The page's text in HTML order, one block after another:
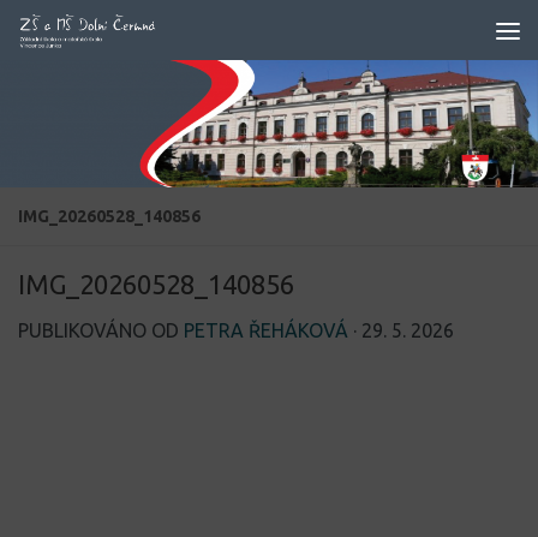
Skip to content
IMG_20260528_140856
IMG_20260528_140856
PUBLIKOVÁNO OD PETRA ŘEHÁKOVÁ · 29. 5. 2026